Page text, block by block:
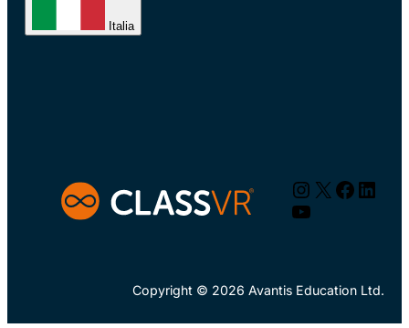
Italia
Instagram
X
YouTube
Copyright © 2026 Avantis Education Ltd.